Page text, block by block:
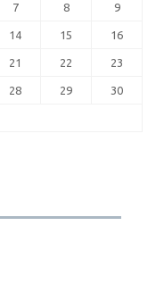
7 8 9
14 15 16
21 22 23
28 29 30